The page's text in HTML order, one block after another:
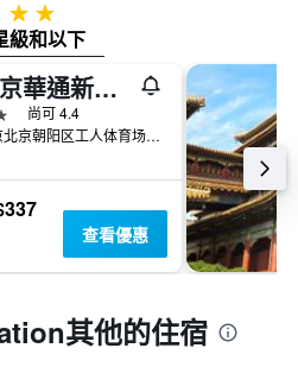
2星級
級和以下
北京華通新飯店
尚可 4.4
北京北京朝阳区工人体育场十字路口往北春秀路（联宝公寓旁边）
查看優惠
其他的住宿